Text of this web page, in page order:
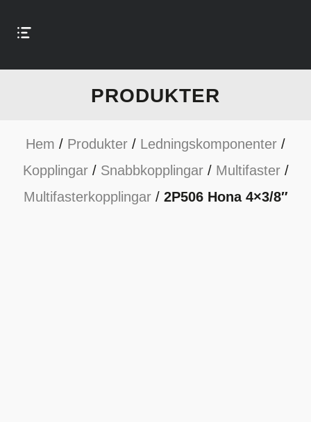
PRODUKTER
Hem / Produkter / Ledningskomponenter /
Kopplingar/ Snabbkopplingar/ Multifaster/
Multifasterkopplingar/ 2P506 Hona 4×3/8″